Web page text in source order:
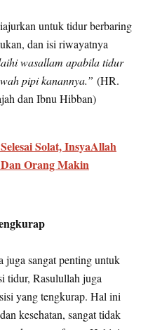
untuk tidur berbaring
dan isi riwayatnya
wasallam apabila tidur
pipi kanannya.” (HR.
dan Ibnu Hibban)
Solat, InsyaAllah
Orang Makin
juga sangat penting untuk
tidur, Rasulullah juga
yang tengkurap. Hal ini
kesehatan, sangat tidak